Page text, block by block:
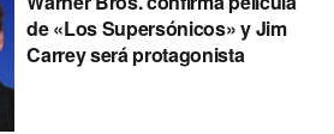
de «Los Supersónicos» y Jim
Carrey será protagonista